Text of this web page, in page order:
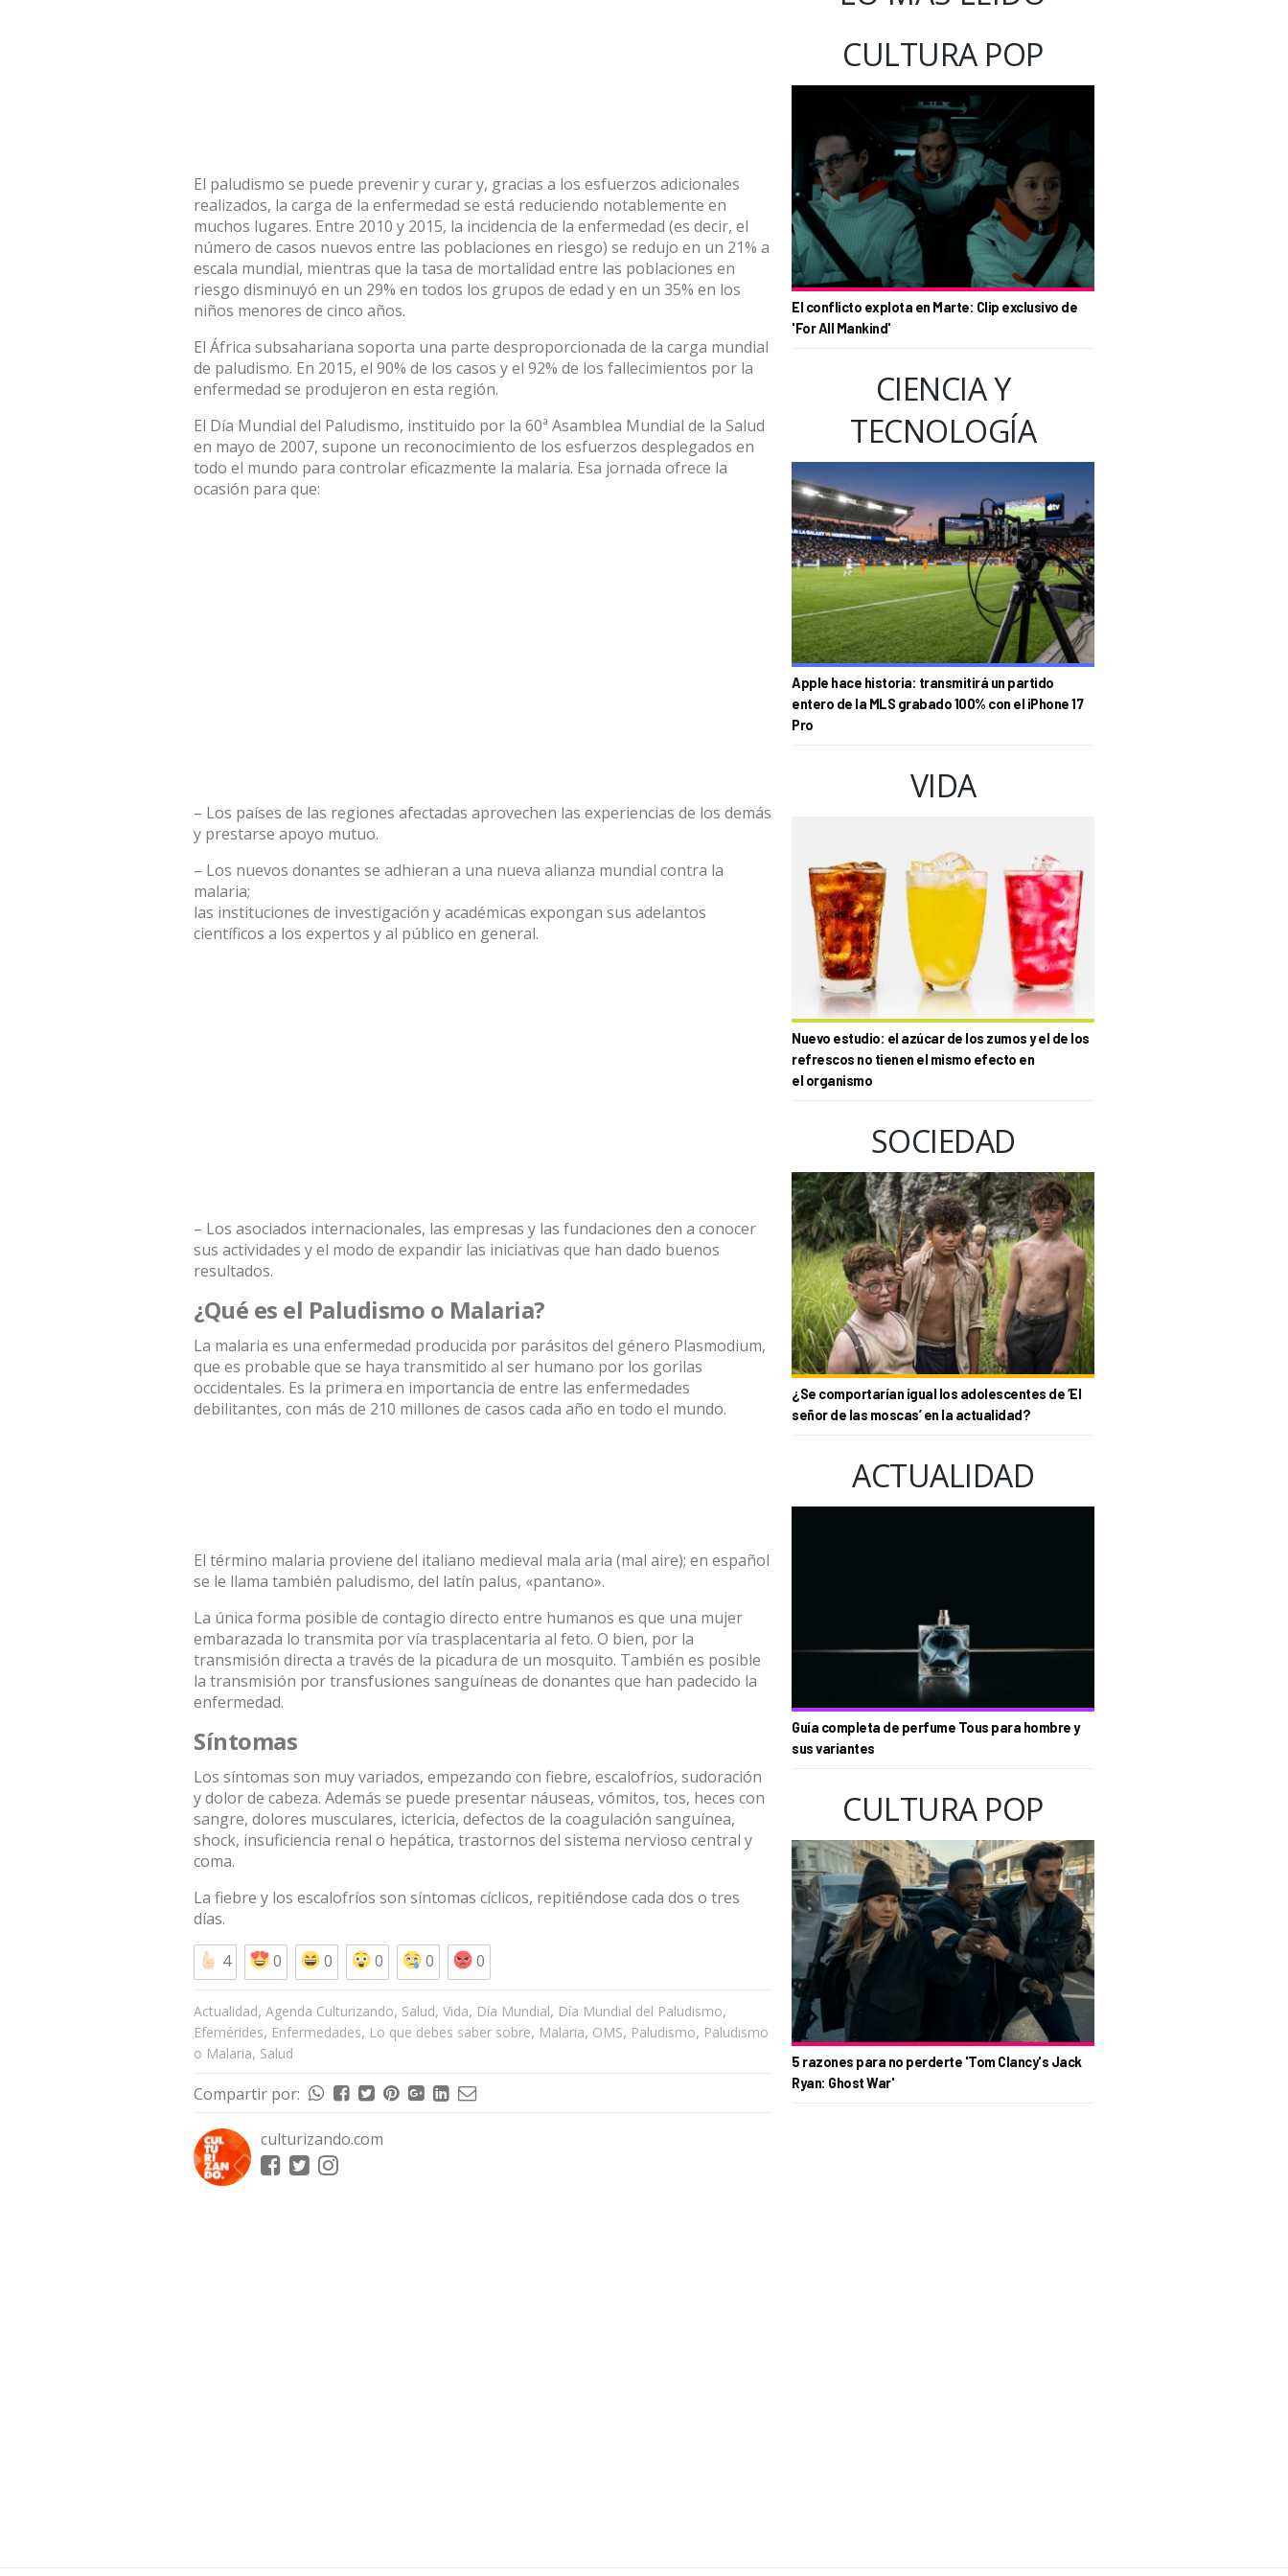
El paludismo se puede prevenir y curar y, gracias a los esfuerzos adicionales
realizados, la carga de la enfermedad se está reduciendo notablemente en
muchos lugares. Entre 2010 y 2015, la incidencia de la enfermedad (es decir, el
número de casos nuevos entre las poblaciones en riesgo) se redujo en un 21% a
escala mundial, mientras que la tasa de mortalidad entre las poblaciones en
riesgo disminuyó en un 29% en todos los grupos de edad y en un 35% en los
niños menores de cinco años.
El África subsahariana soporta una parte desproporcionada de la carga mundial
de paludismo. En 2015, el 90% de los casos y el 92% de los fallecimientos por la
enfermedad se produjeron en esta región.
El Día Mundial del Paludismo, instituido por la 60ª Asamblea Mundial de la Salud
en mayo de 2007, supone un reconocimiento de los esfuerzos desplegados en
todo el mundo para controlar eficazmente la malaria. Esa jornada ofrece la
ocasión para que:
– Los países de las regiones afectadas aprovechen las experiencias de los demás
y prestarse apoyo mutuo.
– Los nuevos donantes se adhieran a una nueva alianza mundial contra la
malaria;
las instituciones de investigación y académicas expongan sus adelantos
científicos a los expertos y al público en general.
– Los asociados internacionales, las empresas y las fundaciones den a conocer
sus actividades y el modo de expandir las iniciativas que han dado buenos
resultados.
¿Qué es el Paludismo o Malaria?
La malaria es una enfermedad producida por parásitos del género Plasmodium,
que es probable que se haya transmitido al ser humano por los gorilas
occidentales. Es la primera en importancia de entre las enfermedades
debilitantes, con más de 210 millones de casos cada año en todo el mundo.
El término malaria proviene del italiano medieval mala aria (mal aire); en español
se le llama también paludismo, del latín palus, «pantano».
La única forma posible de contagio directo entre humanos es que una mujer
embarazada lo transmita por vía trasplacentaria al feto. O bien, por la
transmisión directa a través de la picadura de un mosquito. También es posible
la transmisión por transfusiones sanguíneas de donantes que han padecido la
enfermedad.
Síntomas
Los síntomas son muy variados, empezando con fiebre, escalofríos, sudoración
y dolor de cabeza. Además se puede presentar náuseas, vómitos, tos, heces con
sangre, dolores musculares, ictericia, defectos de la coagulación sanguínea,
shock, insuficiencia renal o hepática, trastornos del sistema nervioso central y
coma.
La fiebre y los escalofríos son síntomas cíclicos, repitiéndose cada dos o tres
días.
4
0 0 0 0 0
Actualidad, Agenda Culturizando, Salud, Vida, Día Mundial, Día Mundial del Paludismo,
Efemérides, Enfermedades, Lo que debes saber sobre, Malaria, OMS, Paludismo, Paludismo
o Malaria, Salud
Compartir por:
culturizando.com
CULTURA POP
El conflicto explota en Marte: Clip exclusivo de
'For All Mankind'
CIENCIA Y
TECNOLOGÍA
Apple hace historia: transmitirá un partido
entero de la MLS grabado 100% con el iPhone 17
Pro
VIDA
Nuevo estudio: el azúcar de los zumos y el de los
refrescos no tienen el mismo efecto en
el organismo
SOCIEDAD
¿Se comportarían igual los adolescentes de ‘El
señor de las moscas’ en la actualidad?
ACTUALIDAD
Guía completa de perfume Tous para hombre y
sus variantes
CULTURA POP
5 razones para no perderte 'Tom Clancy's Jack
Ryan: Ghost War'